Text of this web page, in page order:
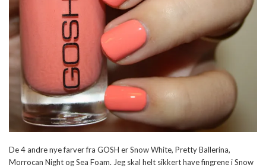
De 4 andre nye farver fra GOSH er Snow White, Pretty Ballerina,
Morrocan Night og Sea Foam. Jeg skal helt sikkert have fingrene i Snow